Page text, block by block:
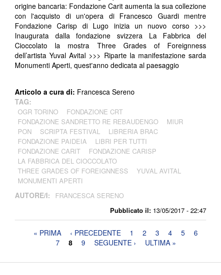
Pubblicato il: 13/05/2017 - 22:47
origine bancaria: Fondazione Carit aumenta la sua collezione
con l'acquisto di un'opera di Francesco Guardi mentre
Fondazione Carisp di Lugo inizia un nuovo corso >>>
Inaugurata dalla fondazione svizzera La Fabbrica del
Cioccolato la mostra Three Grades of Foreignness
dell’artista Yuval Avital >>> Riparte la manifestazione sarda
Monumenti Aperti, quest'anno dedicata al paesaggio
Articolo a cura di: Francesca Sereno
TAG:
OGR TORINO
FONDAZIONE CRT
FONDAZIONE SANDRETTO RE REBAUDENGO
MIUR
PON
SCRIPTA FESTIVAL
LIBRERIA BRAC
FONDAZIONE PAIDEIA
LIBRI PER TUTTI
FONDAZIONE CARIT
FONDAZIONE CARISP
LA FABBRICA DEL CIOCCOLATO
THREE GRADES OF FOREIGNNESS
YUVAL AVITAL
MONUMENTI APERTI
AUTORE/I: FRANCESCA SERENO
Pagine« PRIMA ‹ PRECEDENTE 1 2 3 4 5
6
7
8 9 SEGUENTE › ULTIMA »